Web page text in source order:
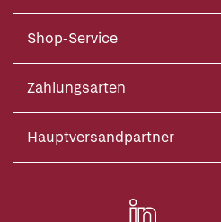
Shop-Service
Zahlungsarten
Hauptversandpartner